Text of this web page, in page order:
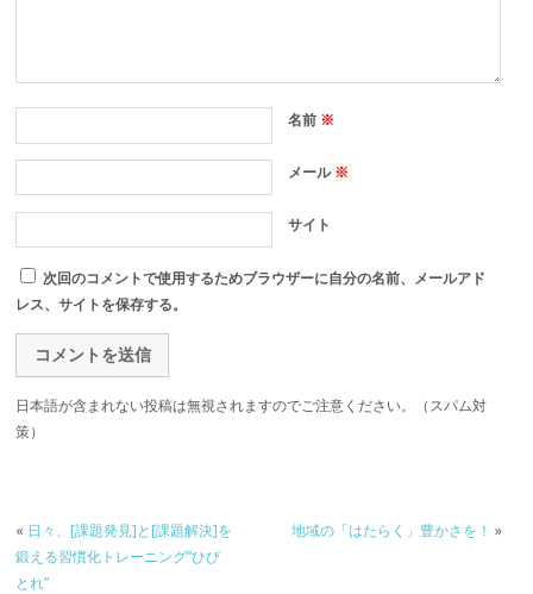
名前 ※
メール※
サイト
次回のコメントで使用するためブラウザーに自分の名前、メールアド
レス、サイトを保存する。
日本語が含まれない投稿は無視されますのでご注意ください。（スパム対
策）
« 日々、[課題発見]と[課題解決]を
鍛える習慣化トレーニング”ひび
とれ”
地域の「はたらく」豊かさを！ »